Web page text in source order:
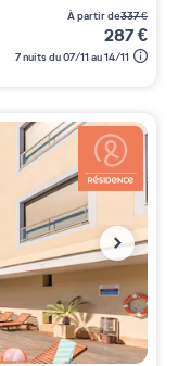
à partir de337€
287€
7 nuits du 07/11 au 14/11